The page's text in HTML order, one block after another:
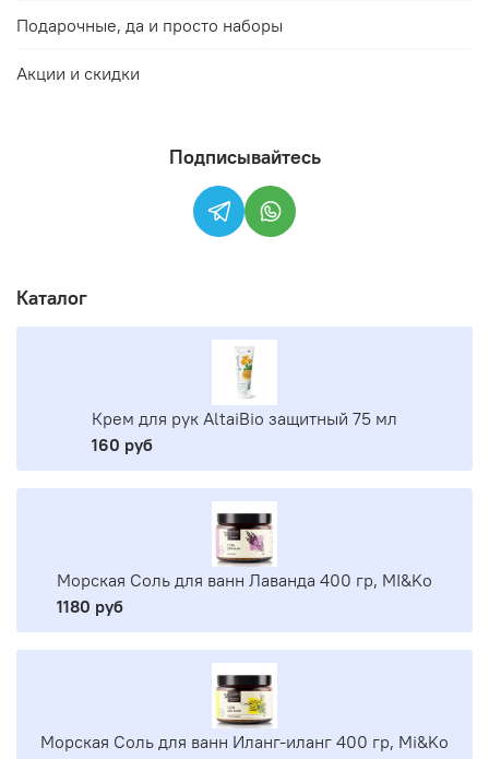
Подарочные, да и просто наборы
Акции и скидки
Подписывайтесь
Каталог
Крем для рук AltaiBio защитный 75 мл
160 руб
Морская Соль для ванн Лаванда 400 гр, MI&Ko
1180 руб
Морская Соль для ванн Иланг-иланг 400 гр, Mi&Ko